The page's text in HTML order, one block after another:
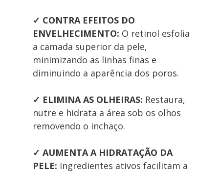
✓ CONTRA EFEITOS DO
ENVELHECIMENTO: O retinol esfolia
a camada superior da pele,
minimizando as linhas finas e
diminuindo a aparência dos poros.
✓ ELIMINA AS OLHEIRAS: Restaura,
nutre e hidrata a área sob os olhos
removendo o inchaço.
✓ AUMENTA A HIDRATAÇÃO DA
PELE: Ingredientes ativos facilitam a